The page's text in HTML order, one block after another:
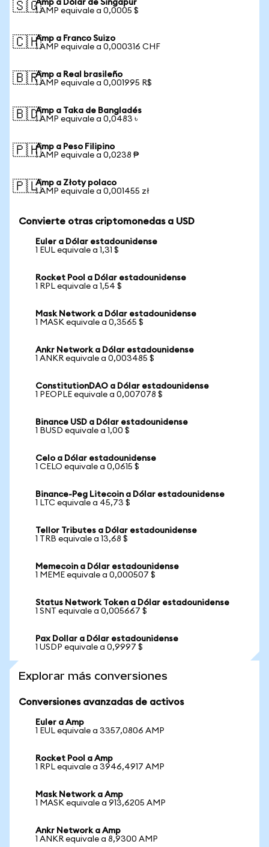
🇸🇬Amp a Dólar de Singapur
1 AMP equivale a 0,0005 $
🇨🇭Amp a Franco Suizo
1 AMP equivale a 0,000316 CHF
🇧🇷Amp a Real brasileño
1 AMP equivale a 0,001995 R$
🇧🇩Amp a Taka de Bangladés
1 AMP equivale a 0,0483 ৳
🇵🇭Amp a Peso Filipino
1 AMP equivale a 0,0238 ₱
🇵🇱Amp a Złoty polaco
1 AMP equivale a 0,001455 zł
Convierte otras criptomonedas a USD
Euler a Dólar estadounidense
1 EUL equivale a 1,31 $
Rocket Pool a Dólar estadounidense
1 RPL equivale a 1,54 $
Mask Network a Dólar estadounidense
1 MASK equivale a 0,3565 $
Ankr Network a Dólar estadounidense
1 ANKR equivale a 0,003485 $
ConstitutionDAO a Dólar estadounidense
1 PEOPLE equivale a 0,007078 $
Binance USD a Dólar estadounidense
1 BUSD equivale a 1,00 $
Celo a Dólar estadounidense
1 CELO equivale a 0,0615 $
Binance-Peg Litecoin a Dólar estadounidense
1 LTC equivale a 45,73 $
Tellor Tributes a Dólar estadounidense
1 TRB equivale a 13,68 $
Memecoin a Dólar estadounidense
1 MEME equivale a 0,000507 $
Status Network Token a Dólar estadounidense
1 SNT equivale a 0,005667 $
Pax Dollar a Dólar estadounidense
1 USDP equivale a 0,9997 $
Explorar más conversiones
Conversiones avanzadas de activos
Euler a Amp
1 EUL equivale a 3357,0806 AMP
Rocket Pool a Amp
1 RPL equivale a 3946,4917 AMP
Mask Network a Amp
1 MASK equivale a 913,6205 AMP
Ankr Network a Amp
1 ANKR equivale a 8,9300 AMP